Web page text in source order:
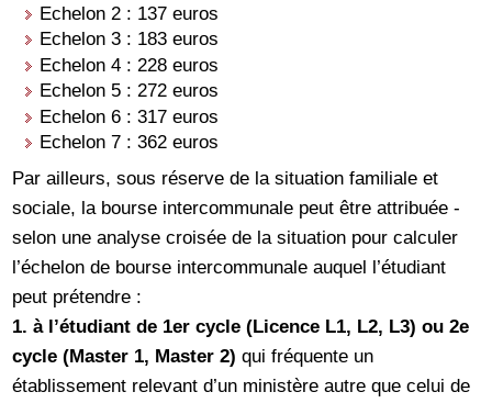
Echelon 2 : 137 euros
Echelon 3 : 183 euros
Echelon 4 : 228 euros
Echelon 5 : 272 euros
Echelon 6 : 317 euros
Echelon 7 : 362 euros
Par ailleurs, sous réserve de la situation familiale et
sociale, la bourse intercommunale peut être attribuée -
selon une analyse croisée de la situation pour calculer
l’échelon de bourse intercommunale auquel l’étudiant
peut prétendre :
1. à l’étudiant de 1er cycle (Licence L1, L2, L3) ou 2e
cycle (Master 1, Master 2) qui fréquente un
établissement relevant d’un ministère autre que celui de